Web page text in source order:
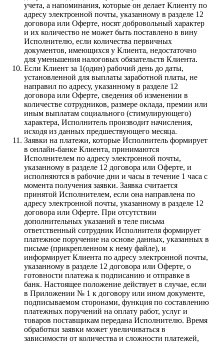
учета, а напоминания, которые он делает Клиенту по
адресу электронной почты, указанному в разделе 12
договора или Оферте, носят добровольный характер
и их количество не может быть поставлено в вину
Исполнителю, если количества первичных
документов, имеющихся у Клиента, недостаточно
для уменьшения налоговых обязательств Клиента.
Если Клиент за 1(один) рабочий день до даты,
установленной для выплаты заработной платы, не
направил по адресу, указанному в разделе 12
договора или Оферте, сведения об изменении в
количестве сотрудников, размере оклада, премии или
иным выплатам социального (стимулирующего)
характера, Исполнитель производит начисления,
исходя из данных предшествующего месяца.
Заявки на платежи, которые Исполнитель формирует
в онлайн-банке Клиента, принимаются
Исполнителем по адресу электронной почты,
указанному в разделе 12 договора или Оферте, и
исполняются в рабочие дни и часы в течение 1 часа с
момента получения заявки. Заявка считается
принятой Исполнителем, если она направлена по
адресу электронной почты, указанному в разделе 12
договора или Оферте. При отсутствии
дополнительных указаний в теле письма
ответственный сотрудник Исполнителя формирует
платежное поручение на основе данных, указанных в
письме (прикрепленном к нему файле), и
информирует Клиента по адресу электронной почты,
указанному в разделе 12 договора или Оферте, о
готовности платежа к подписанию и отправке в
банк. Настоящее положение действует в случае, если
в Приложении № 1 к договору или ином документе,
подписываемом сторонами, функция по составлению
платежных поручений на оплату работ, услуг и
товаров поставщикам передана Исполнителю. Время
обработки заявки может увеличиваться в
зависимости от количества и сложности платежей,